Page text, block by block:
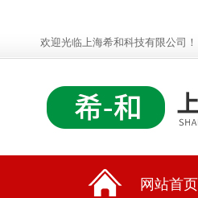
欢迎光临上海希和科技有限公司！
网站首页